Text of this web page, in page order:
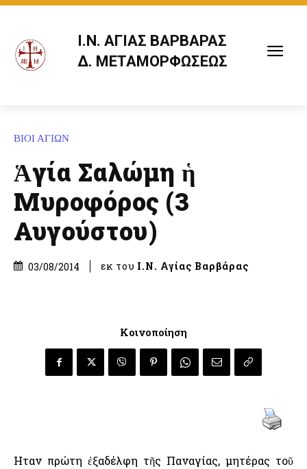
Ι.Ν. ΑΓΙΑΣ ΒΑΡΒΑΡΑΣ
Δ. ΜΕΤΑΜΟΡΦΩΣΕΩΣ
ΒΙΟΙ ΑΓΙΩΝ
Ἁγία Σαλώμη ἡ
Μυροφόρος (3
Αυγούστου)
03/08/2014 εκ του Ι.Ν. Αγίας Βαρβάρας
Κοινοποίηση
Ηταν πρώτη ἐξαδέλφη τῆς Παναγίας, μητέρας τοῦ